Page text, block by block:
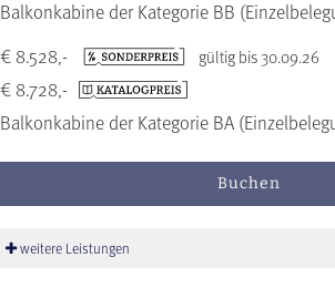
Balkonkabine der Kategorie BB
Balkonkabine der Kategorie BA
€ 8.528,- gültig bis 30.09.26
€ 8.728,-
Buchen
weitere Leistungen